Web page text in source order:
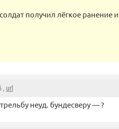
получил лёгкое ранение
, url
неуд. бундесверу — ?